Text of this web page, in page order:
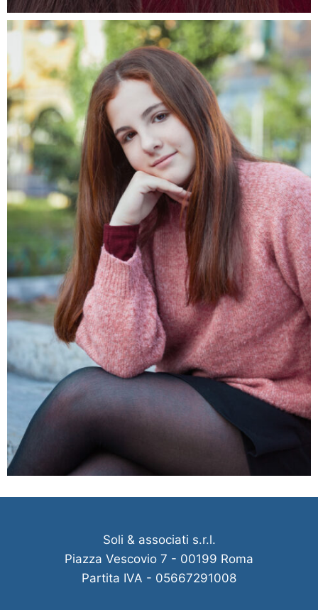
Soli & associati s.r.l.
Piazza Vescovio 7 - 00199 Roma
Partita IVA - 05667291008